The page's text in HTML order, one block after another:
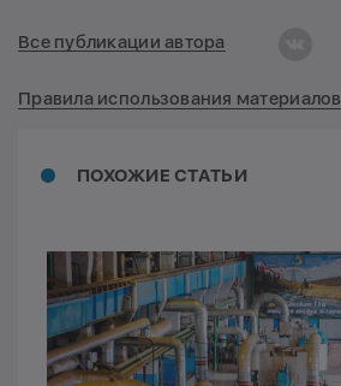
ПОХОЖИЕ СТАТЬИ
Все публикации автора
Правила использования материалов